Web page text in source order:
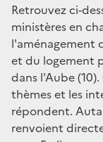
Retrouvez ci-
ministères en
l'aménagement
et du logement
dans l'Aube (10).
thèmes et les
répondent.
renvoient